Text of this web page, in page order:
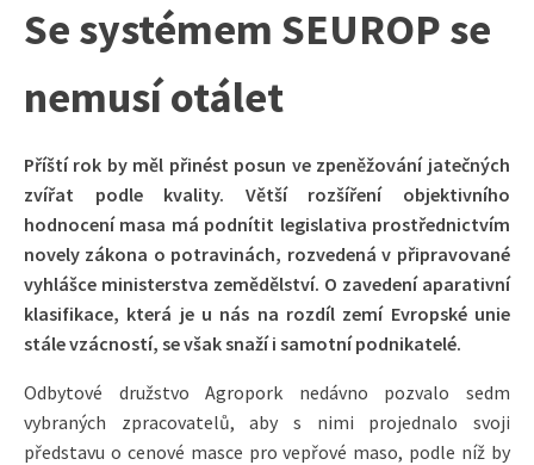
Se systémem SEUROP se
nemusí otálet
Příští rok by měl přinést posun ve zpeněžování jatečných
zvířat podle kvality. Větší rozšíření objektivního
hodnocení masa má podnítit legislativa prostřednictvím
novely zákona o potravinách, rozvedená v připravované
vyhlášce ministerstva zemědělství. O zavedení aparativní
klasifikace, která je u nás na rozdíl zemí Evropské unie
stále vzácností, se však snaží i samotní podnikatelé.
Odbytové družstvo Agropork nedávno pozvalo sedm
vybraných zpracovatelů, aby s nimi projednalo svoji
představu o cenové masce pro vepřové maso, podle níž by